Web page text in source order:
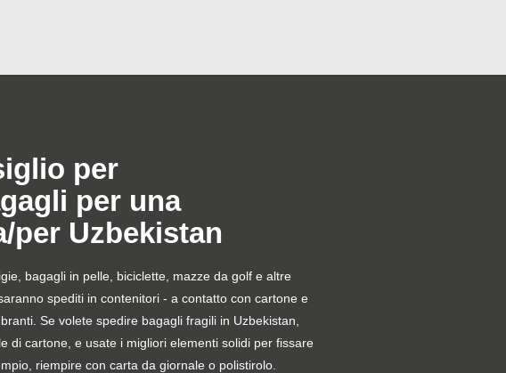
per
per una
per Uzbekistan
bagagli in pelle, biciclette, mazze da golf e altre
spediti in contenitori - a contatto con cartone e
Se volete spedire bagagli fragili in Uzbekistan,
di cartone, e usate i migliori elementi solidi per fissare
riempire con carta da giornale o polistirolo.